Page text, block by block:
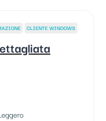
CLIENTE WINDOWS